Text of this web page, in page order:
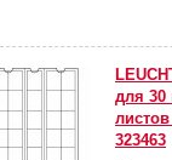
для 30
323463